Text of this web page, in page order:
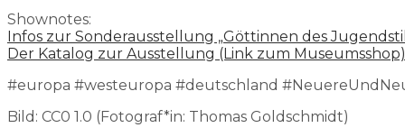
Shownotes:
Infos zur Sonderausstellung „Göttinnen des
Der Katalog zur Ausstellung (Link zum Museumsshop)
#europa #westeuropa #deutschland
Bild: CC0 1.0 (Fotograf*in: Thomas Goldschmidt)